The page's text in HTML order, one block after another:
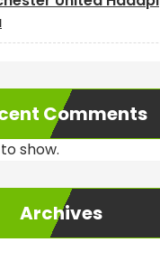
Comments
show.
Archives